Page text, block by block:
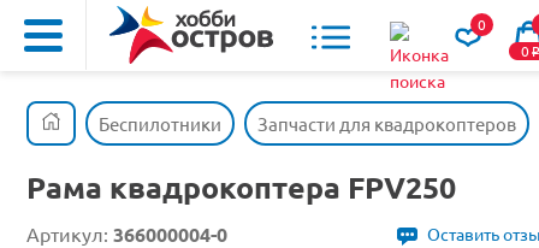
0
0o
Беспилотники Запчасти для квадрокоптеров
Рама квадрокоптера FPV250
Артикул: 366000004-0
Оставить